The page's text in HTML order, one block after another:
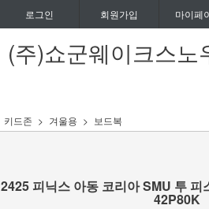
로그인 회원가입 마이페
(주)쇼군웨이크스노
키드존 겨울용 보드복
2425 피닉스 아동 코리아 SMU 투
42P80K